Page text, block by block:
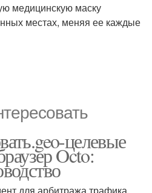
медицинскую маску
местах, меняя ее каждые
целевые
Octo: